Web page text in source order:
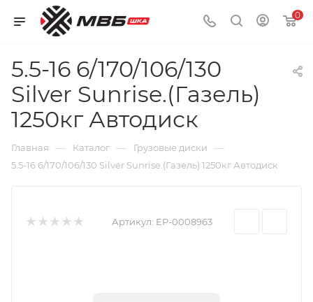
0
5.5-16 6/170/106/130
Silver Sunrise.(Газель)
1250кг Автодиск
Главная — Каталог — Грузовые диски —
5.5-16 6/170/106/130 Silver Sunrise.(Газель) 1250кг Автодиск
Артикул: EP-0008963